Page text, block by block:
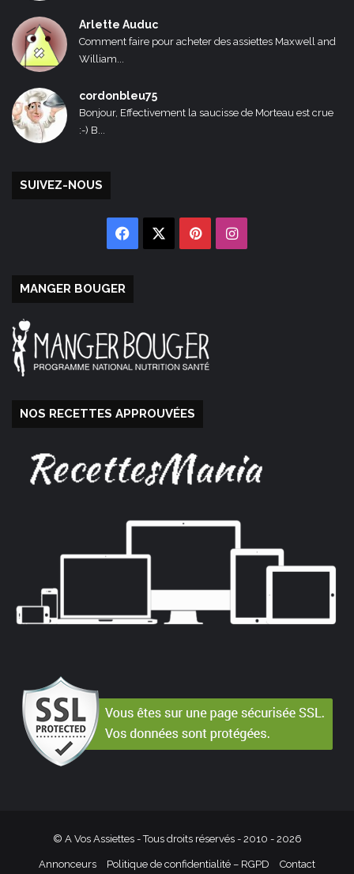
Arlette Auduc
Comment faire pour acheter des assiettes Maxwell and
William...
cordonbleu75
Bonjour, Effectivement la saucisse de Morteau est crue
:-) B...
SUIVEZ-NOUS
Facebook PinterestInstagram
MANGER BOUGER
NOS RECETTES APPROUVÉES
© A Vos Assiettes - Tous droits réservés - 2010 - 2026
Annonceurs Politique de confidentialité – RGPD Contact